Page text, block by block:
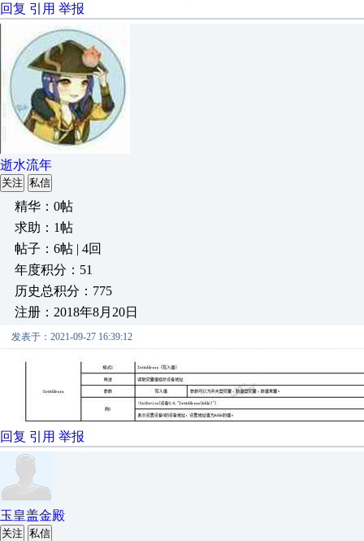
回复 引用 举报
逝水流年
关注 私信
精华：0帖
求助：1帖
帖子：6帖 | 4回
年度积分：51
历史总积分：775
注册：2018年8月20日
发表于：2021-09-27 16:39:12
回复 引用 举报
玉皇盖金殿
关注 私信